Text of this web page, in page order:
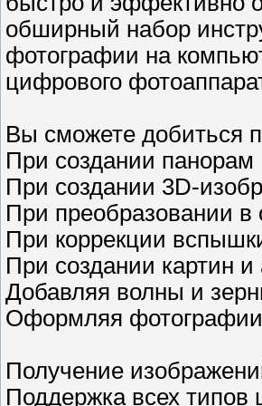
обширный набор
фотографии на
цифрового
Вы сможете добиться
При создании панорам
При создании 3D-
При преобразовании в
При коррекции
При создании картин
Добавляя волны и
Оформляя
Получение
Поддержка всех